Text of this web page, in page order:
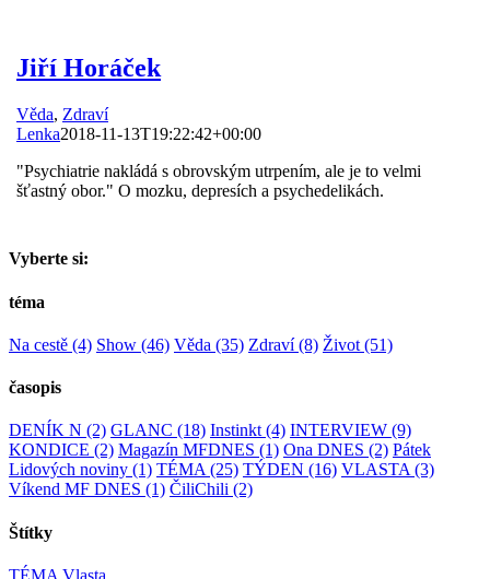
Jiří Horáček
Věda, Zdraví
Lenka2018-11-13T19:22:42+00:00
"Psychiatrie nakládá s obrovským utrpením, ale je to velmi
šťastný obor." O mozku, depresích a psychedelikách.
Vyberte si:
téma
Na cestě (4) Show (46) Věda (35) Zdraví(8) Život (51)
časopis
DENÍK N (2) GLANC (18) Instinkt (4) INTERVIEW (9)
KONDICE (2) Magazín MFDNES (1) Ona DNES (2) Pátek
Lidových noviny (1) TÉMA (25) TÝDEN (16) VLASTA (3)
Víkend MF DNES (1) ČiliChili (2)
Štítky
TÉMA Vlasta